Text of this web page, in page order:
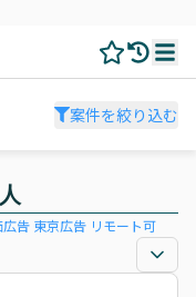
案件を絞り込む
広告 東京広告 リモート可